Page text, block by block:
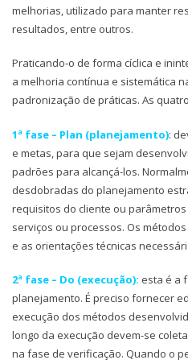
melhorias, utilizado para manter
resultados, entre outros.
Praticando-o de forma cíclica e
a melhoria contínua e sistemática
padronização de práticas. As
1ª fase – Plan (planejamento):
e metas, para que sejam
padrões para alcançá-los.
desdobradas do planejamento
requisitos do cliente ou
serviços ou processos. Os
e as orientações técnicas
2ª fase – Do (execução): esta é a
planejamento. É preciso fornecer
execução dos métodos
longo da execução devem-se
na fase de verificação. Quando o